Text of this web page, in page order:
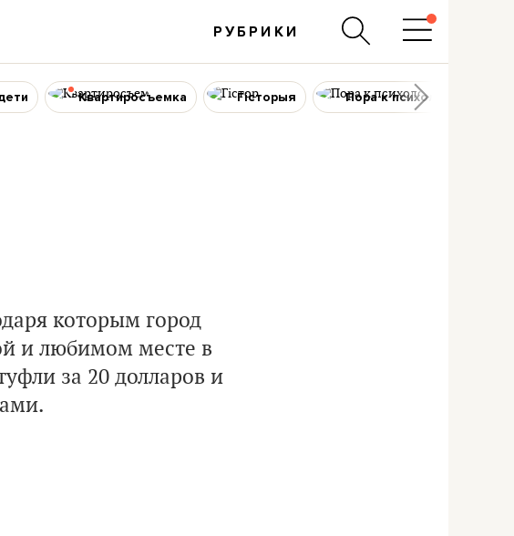
РУБРИКИ
Квартиросъемка Гісторыя Пора к психологу
которым город
и любимом месте в
за 20 долларов и